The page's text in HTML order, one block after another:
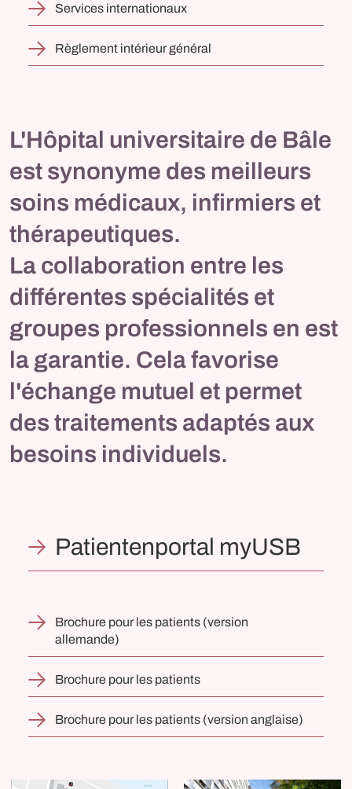
Services internationaux
Règlement intérieur général
L'Hôpital universitaire de Bâle
est synonyme des meilleurs
soins médicaux, infirmiers et
thérapeutiques.
La collaboration entre les
différentes spécialités et
groupes professionnels en est
la garantie. Cela favorise
l'échange mutuel et permet
des traitements adaptés aux
besoins individuels.
Patientenportal myUSB
Brochure pour les patients (version
allemande)
Brochure pour les patients
Brochure pour les patients (version anglaise)